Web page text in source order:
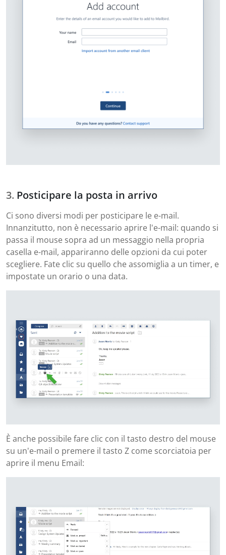
Posticipare la posta in arrivo
Ci sono diversi modi per posticipare le e-mail.
Innanzitutto, non è necessario aprire l'e-mail: quando si
passa il mouse sopra ad un messaggio nella propria
casella e-mail, appariranno delle opzioni da cui poter
scegliere. Fate clic su quello che assomiglia a un timer, e
impostate un orario o una data.
È anche possibile fare clic con il tasto destro del mouse
su un'e-mail o premere il tasto Z come scorciatoia per
aprire il menu Email: